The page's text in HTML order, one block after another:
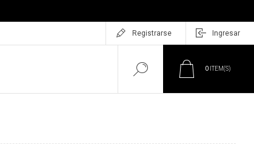
Registrarse Ingresar
0 ITEM(S)